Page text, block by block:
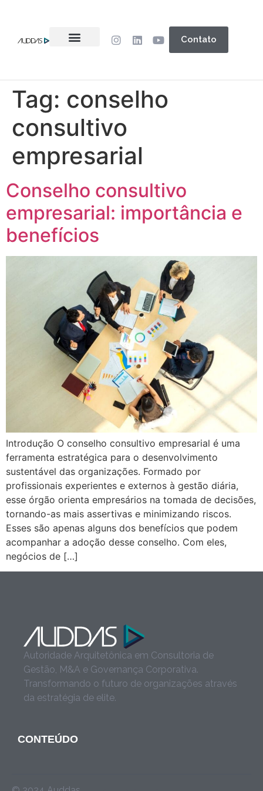
Contato
Tag: conselho
consultivo
empresarial
Conselho consultivo
empresarial: importância e
benefícios
Introdução O conselho consultivo empresarial é uma
ferramenta estratégica para o desenvolvimento
sustentável das organizações. Formado por
profissionais experientes e externos à gestão diária,
esse órgão orienta empresários na tomada de decisões,
tornando-as mais assertivas e minimizando riscos.
Esses são apenas alguns dos benefícios que podem
acompanhar a adoção desse conselho. Com eles,
negócios de […]
Autoridade Arquitetônica em Consultoria de
Gestão, M&A e Governança Corporativa.
Transformando o futuro de organizações através
da estratégia de elite.
CONTEÚDO